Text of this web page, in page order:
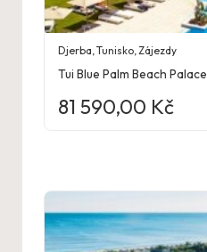
Djerba,Tunisko,Zájezdy
Tui Blue Palm Beach Palace
81 590,00 Kč